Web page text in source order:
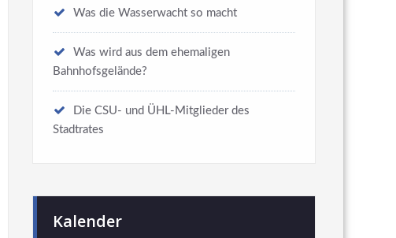
Was die Wasserwacht so macht
Was wird aus dem ehemaligen
Bahnhofsgelände?
Die CSU- und ÜHL-Mitglieder des
Stadtrates
Kalender